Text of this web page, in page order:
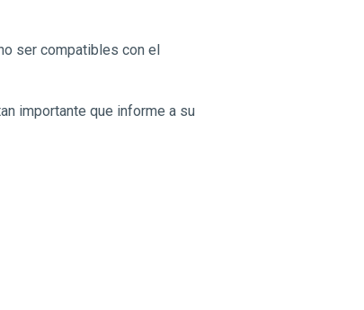
ser compatibles con el
importante que informe a su